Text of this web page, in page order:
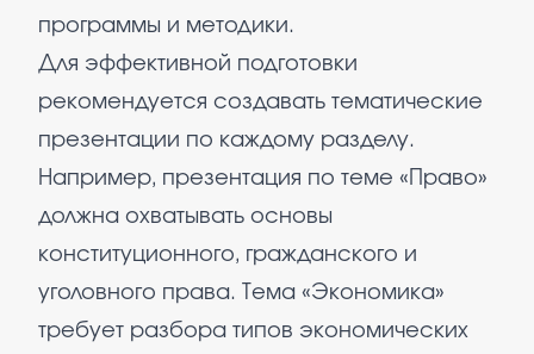
программы и методики.
Для эффективной подготовки
рекомендуется создавать тематические
презентации по каждому разделу.
Например, презентация по теме «Право»
должна охватывать основы
конституционного, гражданского и
уголовного права. Тема «Экономика»
требует разбора типов экономических